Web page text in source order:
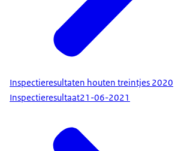
Inspectieresultaten houten treintjes 2020
Inspectieresultaat21-06-2021